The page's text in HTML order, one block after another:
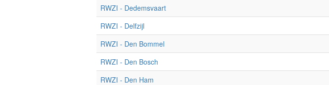
RWZI - Dedemsvaart
RWZI - Delfzijl
RWZI - Den Bommel
RWZI - Den Bosch
RWZI - Den Ham